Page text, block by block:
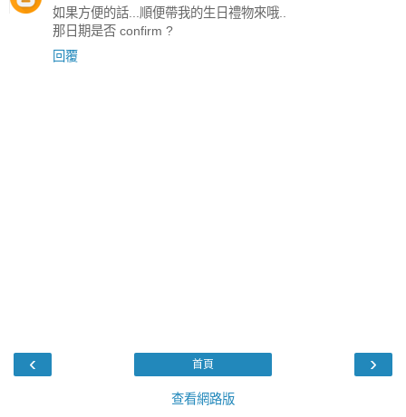
如果方便的話...順便帶我的生日禮物來哦..
那日期是否 confirm ?
回覆
‹ ›
首頁
查看網路版